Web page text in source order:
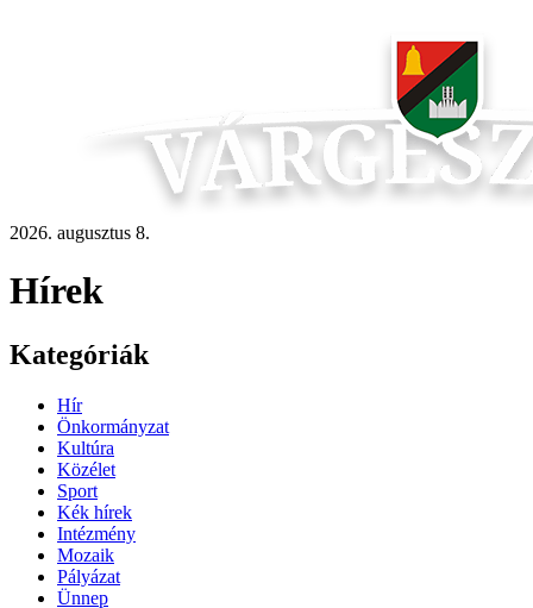
2026. augusztus 8.
Hírek
Kategóriák
Hír
Önkormányzat
Kultúra
Közélet
Sport
Kék hírek
Intézmény
Mozaik
Pályázat
Ünnep